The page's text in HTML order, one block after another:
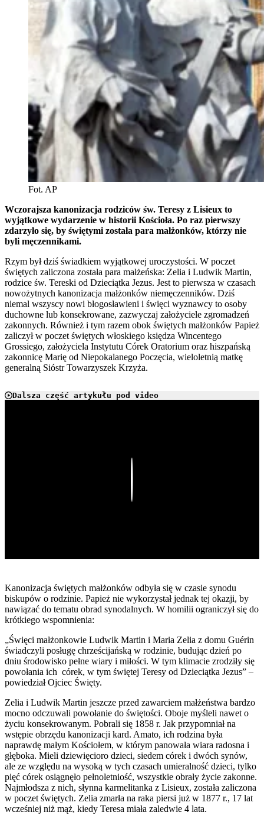
Fot. AP
Wczorajsza kanonizacja rodziców św. Teresy z Lisieux to
wyjątkowe wydarzenie w historii Kościoła. Po raz pierwszy
zdarzyło się, by świętymi została para małżonków, którzy nie
byli męczennikami.
Rzym był dziś świadkiem wyjątkowej uroczystości. W poczet
świętych zaliczona została para małżeńska: Zelia i Ludwik Martin,
rodzice św. Tereski od Dzieciątka Jezus. Jest to pierwsza w czasach
nowożytnych kanonizacja małżonków niemęczenników. Dziś
niemal wszyscy nowi błogosławieni i święci wyznawcy to osoby
duchowne lub konsekrowane, zazwyczaj założyciele zgromadzeń
zakonnych. Również i tym razem obok świętych małżonków Papież
zaliczył w poczet świętych włoskiego księdza Wincentego
Grossiego, założyciela Instytutu Córek Oratorium oraz hiszpańską
zakonnicę Marię od Niepokalanego Poczęcia, wieloletnią matkę
generalną Sióstr Towarzyszek Krzyża.
Dalsza część artykułu pod video
Kanonizacja świętych małżonków odbyła się w czasie synodu
biskupów o rodzinie. Papież nie wykorzystał jednak tej okazji, by
nawiązać do tematu obrad synodalnych. W homilii ograniczył się do
krótkiego wspomnienia:
„Święci małżonkowie Ludwik Martin i Maria Zelia z domu Guérin
świadczyli posługę chrześcijańską w rodzinie, budując dzień po
dniu środowisko pełne wiary i miłości. W tym klimacie zrodziły się
powołania ich córek, w tym świętej Teresy od Dzieciątka Jezus” –
powiedział Ojciec Święty.
Zelia i Ludwik Martin jeszcze przed zawarciem małżeństwa bardzo
mocno odczuwali powołanie do świętości. Oboje myśleli nawet o
życiu konsekrowanym. Pobrali się 1858 r. Jak przypomniał na
wstępie obrzędu kanonizacji kard. Amato, ich rodzina była
naprawdę małym Kościołem, w którym panowała wiara radosna i
głęboka. Mieli dziewięcioro dzieci, siedem córek i dwóch synów,
ale ze względu na wysoką w tych czasach umieralność dzieci, tylko
pięć córek osiągnęło pełnoletniość, wszystkie obrały życie zakonne.
Najmłodsza z nich, słynna karmelitanka z Lisieux, została zaliczona
w poczet świętych. Zelia zmarła na raka piersi już w 1877 r., 17 lat
wcześniej niż mąż, kiedy Teresa miała zaledwie 4 lata.